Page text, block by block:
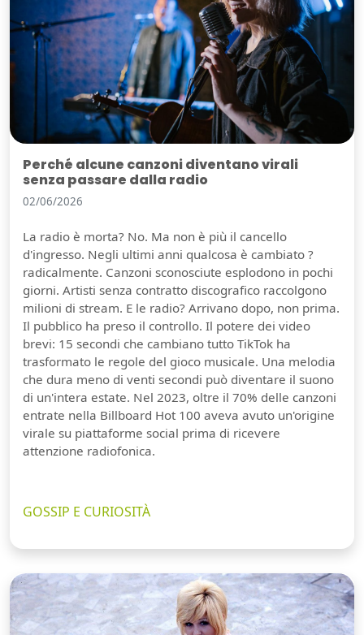
Perché alcune canzoni diventano virali
senza passare dalla radio
02/06/2026
La radio è morta? No. Ma non è più il cancello
d'ingresso. Negli ultimi anni qualcosa è cambiato ?
radicalmente. Canzoni sconosciute esplodono in pochi
giorni. Artisti senza contratto discografico raccolgono
milioni di stream. E le radio? Arrivano dopo, non prima.
Il pubblico ha preso il controllo. Il potere dei video
brevi: 15 secondi che cambiano tutto TikTok ha
trasformato le regole del gioco musicale. Una melodia
che dura meno di venti secondi può diventare il suono
di un'intera estate. Nel 2023, oltre il 70% delle canzoni
entrate nella Billboard Hot 100 aveva avuto un'origine
virale su piattaforme social prima di ricevere
attenzione radiofonica.
GOSSIP E CURIOSITÀ